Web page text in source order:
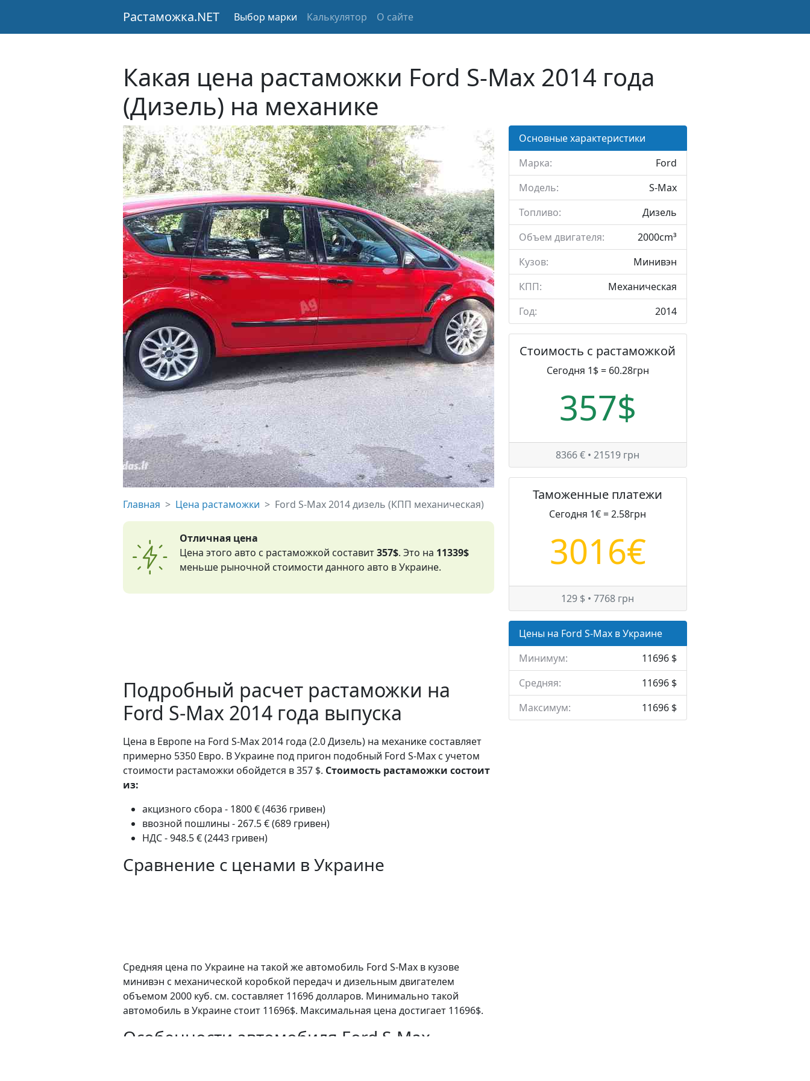
Растаможка.NET Выбор марки Калькулятор О сайте
Какая цена растаможки Ford S-Max 2014 года
(Дизель) на механике
Главная Цена растаможки Ford S-Max 2014 дизель (КПП механическая)
Отличная цена
Цена этого авто с растаможкой составит357$. Это на 11339$
меньше рыночной стоимости данного авто в Украине.
Подробный расчет растаможки на
Ford S-Max 2014 года выпуска
Цена в Европе на Ford S-Max 2014 года (2.0 Дизель) на механике составляет
примерно 5350 Евро. В Украине под пригон подобный Ford S-Max с учетом
стоимости растаможки обойдется в 357 $. Стоимость растаможки состоит
из:
акцизного сбора - 1800 € (4636 гривен)
ввозной пошлины - 267.5 € (689 гривен)
НДС - 948.5 € (2443 гривен)
Сравнение с ценами в Украине
Средняя цена по Украине на такой же автомобиль Ford S-Max в кузове
минивэн c механической коробкой передач и дизельным двигателем
объемом 2000 куб. см. составляет 11696 долларов. Минимально такой
автомобиль в Украине стоит 11696$. Максимальная цена достигает 11696$.
Особенности автомобиля Ford S-Max
Основные характеристики
Марка:
Ford
Модель:
S-Max
Топливо:
Дизель
Объем двигателя:
2000cm³
Кузов:
Минивэн
КПП:
Механическая
Год:
2014
Стоимость с растаможкой
Сегодня 1$ = 60.28грн
357$
8366 € • 21519 грн
Таможенные платежи
Сегодня 1€ = 2.58грн
3016€
129 $ • 7768 грн
Цены на Ford S-Max в Украине
Минимум:
11696 $
Средняя:
11696 $
Максимум:
11696 $